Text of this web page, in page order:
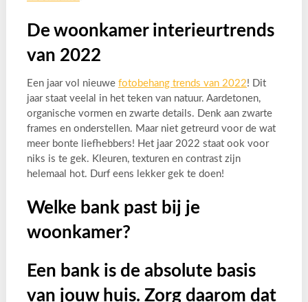
De woonkamer interieurtrends
van 2022
Een jaar vol nieuwe fotobehang trends van 2022! Dit
jaar staat veelal in het teken van natuur. Aardetonen,
organische vormen en zwarte details. Denk aan zwarte
frames en onderstellen. Maar niet getreurd voor de wat
meer bonte liefhebbers! Het jaar 2022 staat ook voor
niks is te gek. Kleuren, texturen en contrast zijn
helemaal hot. Durf eens lekker gek te doen!
Welke bank past bij je
woonkamer?
Een bank is de absolute basis
van jouw huis. Zorg daarom dat